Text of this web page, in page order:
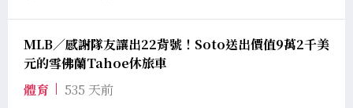
MLB／感謝隊友讓出22背號！Soto送出價值9萬2千美
元的雪佛蘭Tahoe休旅車
體育
535 天前